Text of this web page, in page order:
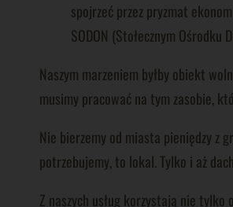
spojrzeć przez pryzmat
SODON (Stołecznym
Naszym marzeniem byłby obiekt
musimy pracować na tym zasobie,
Nie bierzemy od miasta pieniędzy z
potrzebujemy, to lokal. Tylko i aż
Z naszych usług korzystają nie